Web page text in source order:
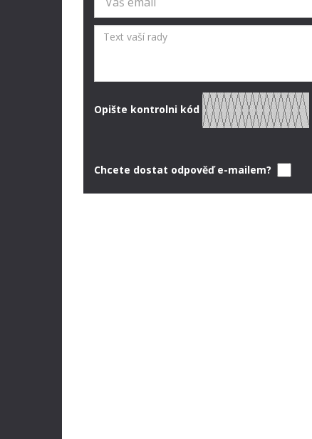
Opište kontrolni kód
Chcete dostat odpověď e-mailem?